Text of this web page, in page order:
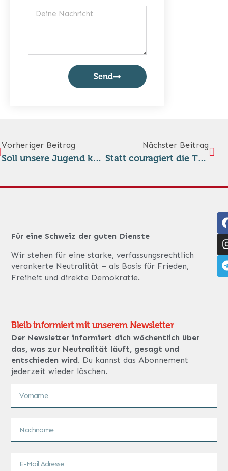
Send
Vorheriger Beitrag
Soll unsere Jugend kriegsbereit oder friedenstüchtig werden?
Nächster Beitrag
Statt couragiert die Tatsachen benennen, sich feige wegducken?
Für eine Schweiz der guten Dienste
Wir stehen für eine starke, verfassungsrechtlich
verankerte Neutralität – als Basis für Frieden,
Freiheit und direkte Demokratie.
Bleib informiert mit unserem Newsletter
Der Newsletter informiert dich wöchentlich über
das, was zur Neutralität läuft, gesagt und
entschieden wird. Du kannst das Abonnement
jederzeit wieder löschen.